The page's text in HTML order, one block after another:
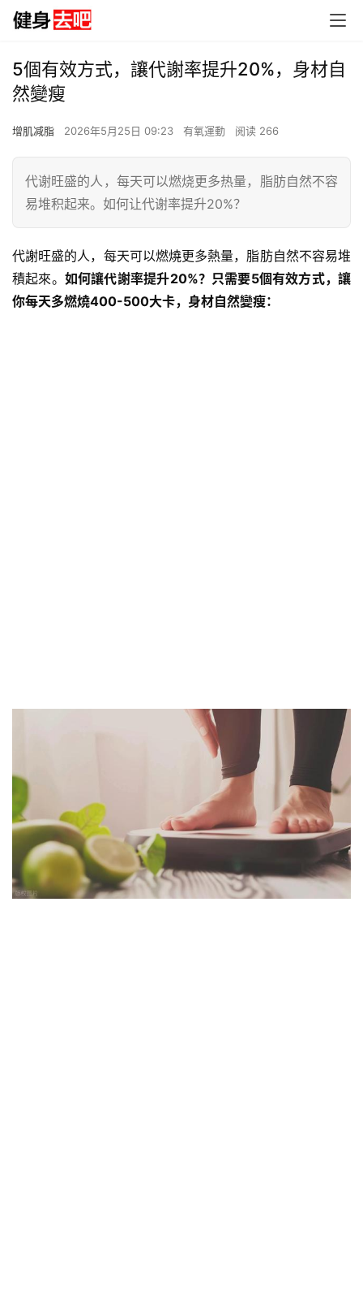
5個有效方式，讓代謝率提升20%，身材自
然變瘦
增肌减脂 2026年5月25日 09:23 有氧運動 阅读 266
代谢旺盛的人，每天可以燃烧更多热量，脂肪自然不容
易堆积起来。如何让代谢率提升20%？
代謝旺盛的人，每天可以燃燒更多熱量，脂肪自然不容易堆
積起來。 如何讓代謝率提升20%？只需要5個有效方式，讓
你每天多燃燒400-500大卡，身材自然變瘦：